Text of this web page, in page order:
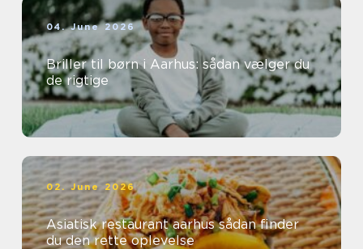
04. June 2026
Briller til børn i Aarhus: sådan vælger du
de rigtige
02. June 2026
Asiatisk restaurant aarhus sådan finder
du den rette oplevelse